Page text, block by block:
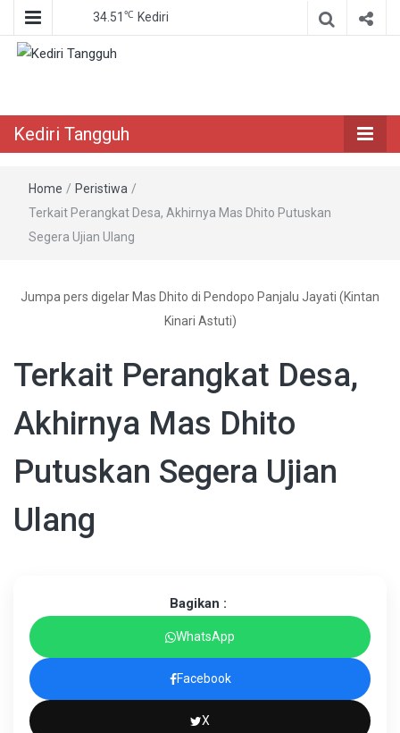
34.51 ℃ Kediri
Kediri Tangguh
Home / Peristiwa /
Terkait Perangkat Desa, Akhirnya Mas Dhito Putuskan
Segera Ujian Ulang
Jumpa pers digelar Mas Dhito di Pendopo Panjalu Jayati (Kintan
Kinari Astuti)
Terkait Perangkat Desa,
Akhirnya Mas Dhito
Putuskan Segera Ujian
Ulang
Bagikan :
WhatsApp
Facebook
X